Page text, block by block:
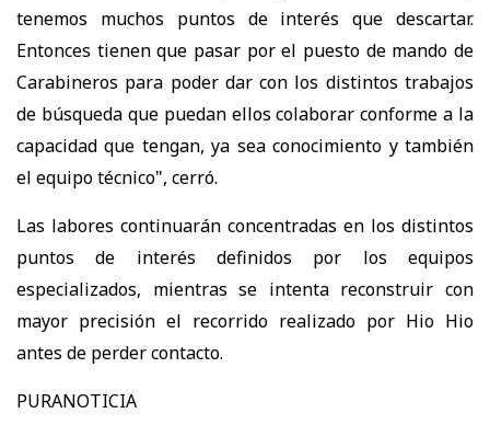
tenemos muchos puntos de interés que descartar.
Entonces tienen que pasar por el puesto de mando de
Carabineros para poder dar con los distintos trabajos
de búsqueda que puedan ellos colaborar conforme a la
capacidad que tengan, ya sea conocimiento y también
el equipo técnico", cerró.
Las labores continuarán concentradas en los distintos
puntos de interés definidos por los equipos
especializados, mientras se intenta reconstruir con
mayor precisión el recorrido realizado por Hio Hio
antes de perder contacto.
PURANOTICIA